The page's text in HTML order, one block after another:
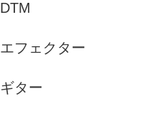
DTM
エフェクター
ギター